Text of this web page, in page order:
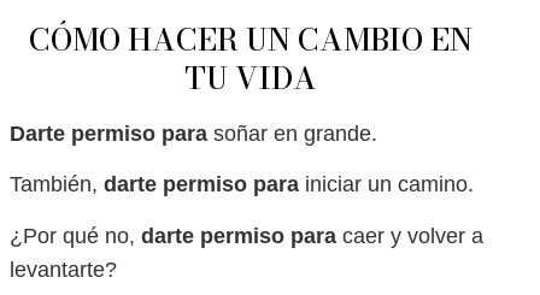
CÓMO HACER UN CAMBIO EN
TU VIDA
Darte permiso para soñar en grande.
También, darte permiso para iniciar un camino.
¿Por qué no, darte permiso para caer y volver a
levantarte?